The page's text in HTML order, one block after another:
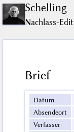
Schelling
Nachlass-
Brief
Datum
Absendeort
Verfasser